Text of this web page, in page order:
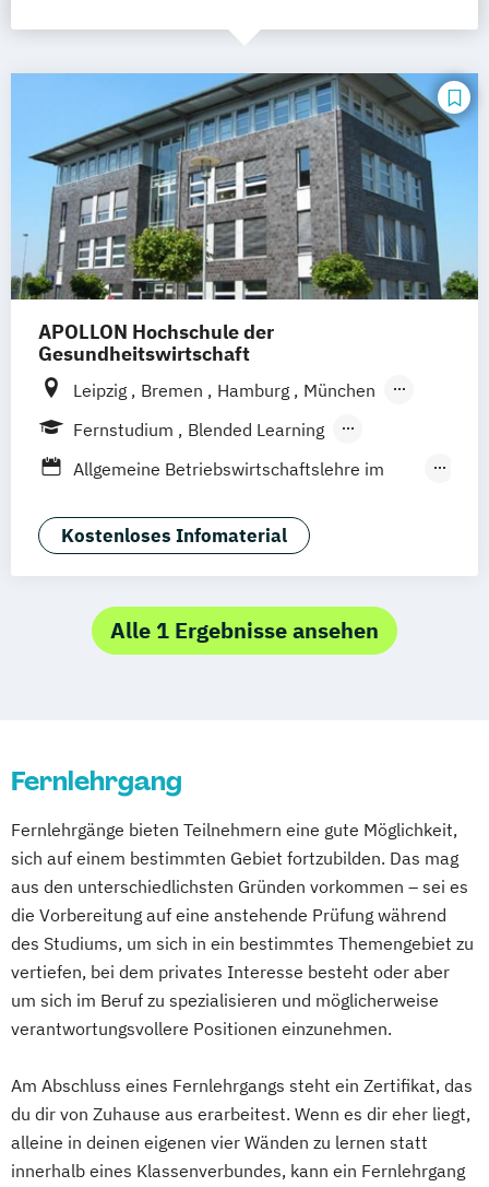
APOLLON Hochschule der
Gesundheitswirtschaft
Leipzig Bremen Hamburg
München
Frankfurt
Köln Göttingen
Stuttgart
Fernstudium
Blended Learning
Fernlehrgang
Allgemeine Betriebswirtschaftslehre im
Angewandte Gerontologie
Angewandte Prävention &
Angewandte Psychologie
Berufspädagogik
Gesundheitsförderung
Einführung in die Gesundheitswirtschaft
Einführung in die Sozialwirtschaft
Entwicklungs- und
Persönlichkeitspsychologie
Ernährungsberatung
Ernährungswissenschaften
Ethik in der Gesundheitswirtschaft
Gesundheitssoziologie
Gesundheitstechnologie
Gesundheitsökonomie
Grundlagen Psychologie
Kostenloses Infomaterial
Alle 1 Ergebnisse ansehen
Fernlehrgang
Fernlehrgänge bieten Teilnehmern eine gute Möglichkeit,
sich auf einem bestimmten Gebiet fortzubilden. Das mag
aus den unterschiedlichsten Gründen vorkommen – sei es
die Vorbereitung auf eine anstehende Prüfung während
des Studiums, um sich in ein bestimmtes Themengebiet zu
vertiefen, bei dem privates Interesse besteht oder aber
um sich im Beruf zu spezialisieren und möglicherweise
verantwortungsvollere Positionen einzunehmen.
Am Abschluss eines Fernlehrgangs steht ein Zertifikat, das
du dir von Zuhause aus erarbeitest. Wenn es dir eher liegt,
alleine in deinen eigenen vier Wänden zu lernen statt
innerhalb eines Klassenverbundes, kann ein Fernlehrgang